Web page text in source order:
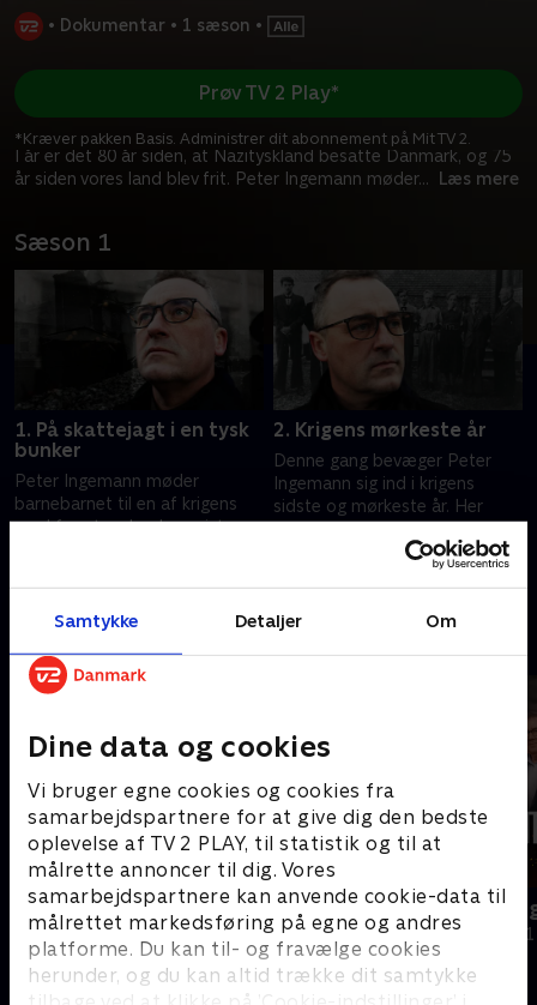
Samtykke Detaljer Om
Dine data og cookies
Vi bruger egne cookies og cookies fra
samarbejdspartnere for at give dig den bedste
oplevelse af TV 2 PLAY, til statistik og til at
målrette annoncer til dig. Vores
samarbejdspartnere kan anvende cookie-data til
målrettet markedsføring på egne og andres
platforme. Du kan til- og fravælge cookies
herunder, og du kan altid trække dit samtykke
• Dokumentar • 1 sæson •
I år er det 80 år siden, at Nazityskland besatte Danmark, og 75
år siden vores land blev frit. Peter Ingemann møder... Læs mere
Prøv TV 2 Play*
*Kræver pakken Basis. Administrer dit abonnement på Mit TV 2.
Sæson 1
1. På skattejagt i en tysk
bunker
Peter Ingemann møder
barnebarnet til en af krigens
med fremtrædende nazister
gang i 70 år.
2. Krigens mørkeste år
Denne gang bevæger Peter
Ingemann sig ind i krigens
sidste og mørkeste år. Her
møder han en kvinde, Fulvia,
der som otteårig overlevede
bombningen af Den Franske
27. april 2020 • 40 min
Ingemann - Hitler, Stalin og
Churchill
Dokumentar • 1 sæsoner
Ingemann
Dokumentar •